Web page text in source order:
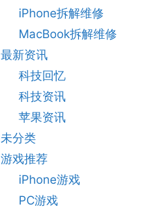
iPhone拆解维修
MacBook拆解维修
最新资讯
科技回忆
科技资讯
苹果资讯
未分类
游戏推荐
iPhone游戏
PC游戏